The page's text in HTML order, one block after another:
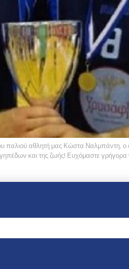
αθλητή μας Κώστα Ναλμπάντη,
και της ζωής! Ευχόμαστε